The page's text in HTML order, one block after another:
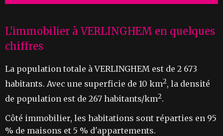
L'immobilier à VERLINGHEM en quelques
chiffres
La population totale à VERLINGHEM est de 2 673
habitants. Avec une superficie de 10 km2, la densité
de population est de 267 habitants/km2.
Côté immobilier, les habitations sont réparties en 95
% de maisons et 5 % d'appartements.